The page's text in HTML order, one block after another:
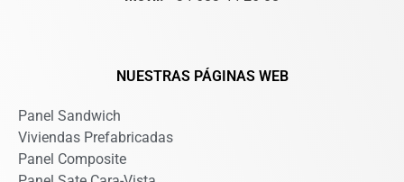
NUESTRAS PÁGINAS WEB
Panel Sandwich
Viviendas Prefabricadas
Panel Composite